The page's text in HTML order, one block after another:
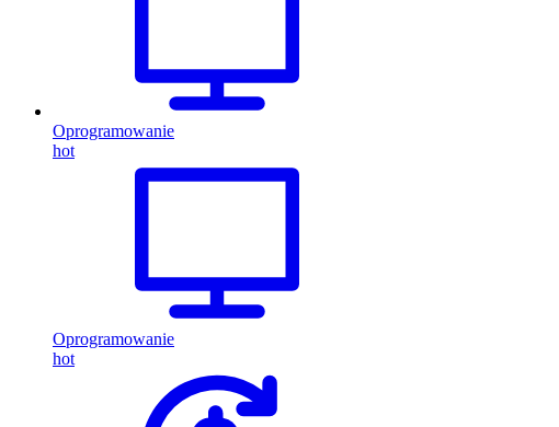
Oprogramowanie
hot
Oprogramowanie
hot